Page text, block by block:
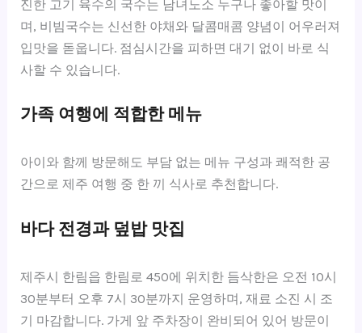
진한 고기 육수의 국수는 남녀노소 누구나 좋아할 맛이
며, 비빔국수는 신선한 야채와 달콤매콤 양념이 어우러져
입맛을 돋웁니다. 점심시간을 피하면 대기 없이 바로 식
사할 수 있습니다.
가족 여행에 적합한 메뉴
아이와 함께 방문해도 부담 없는 메뉴 구성과 쾌적한 공
간으로 제주 여행 중 한 끼 식사로 추천합니다.
바다 전경과 덮밥 맛집
제주시 한림읍 한림로 450에 위치한 듬삭한은 오전 10시
30분부터 오후 7시 30분까지 운영하며, 재료 소진 시 조
기 마감합니다. 가게 앞 주차장이 완비되어 있어 방문이